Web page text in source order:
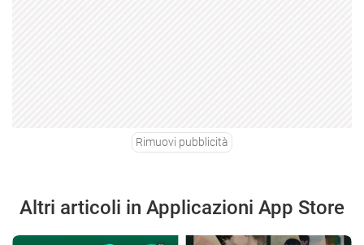
Rimuovi pubblicità
Altri articoli in Applicazioni App Store